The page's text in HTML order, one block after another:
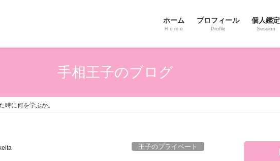
ホーム
Ｈｏｍｅ
プロフィール
Profile
個人鑑定
Session
手相王子のブログ
時に何を学ぶか。
keita 王子のプライベート